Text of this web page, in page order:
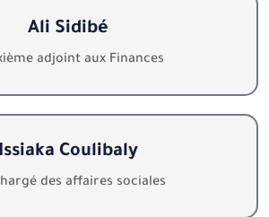
Ali Sidibé
adjoint aux Finances
Issiaka Coulibaly
des affaires sociales